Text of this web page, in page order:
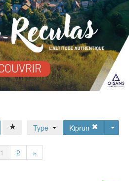
Kiprun
Type
1 2 »